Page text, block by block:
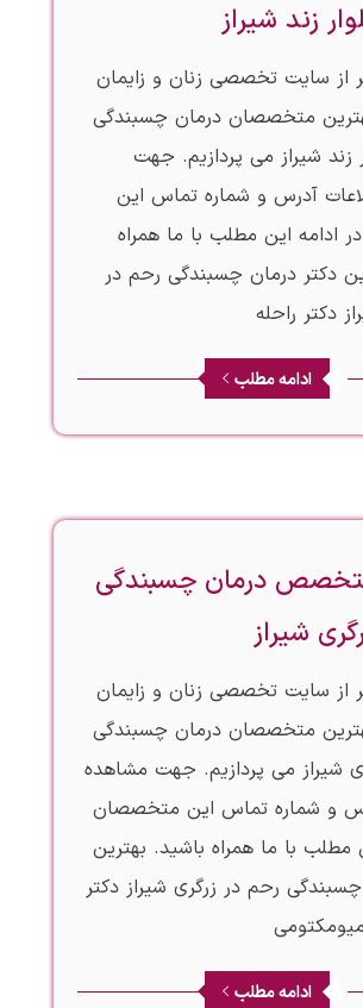
زند شیراز
از سایت تخصصی زنان و زایمان
متخصصان درمان چسبندگی
زند شیراز می پردازیم. جهت
آدرس و شماره تماس این
ادامه این مطلب با ما همراه
دکتر درمان چسبندگی رحم در
دکتر راحله
ادامه مطلب
درمان چسبندگی
شیراز
از سایت تخصصی زنان و زایمان
متخصصان درمان چسبندگی
شیراز می پردازیم. جهت مشاهده
و شماره تماس این متخصصان
مطلب با ما همراه باشید. بهترین
رحم در زرگری شیراز دکتر
ادامه مطلب